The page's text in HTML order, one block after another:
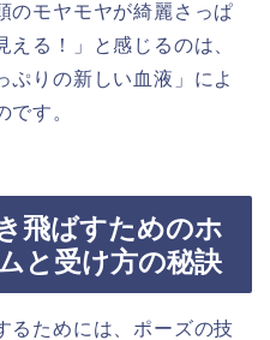
のモヤモヤが綺麗さっぱ
える！」と感じるのは、
ぷりの新しい血液」によ
です。
飛ばすためのホ
と受け方の秘訣
るためには、ポーズの技